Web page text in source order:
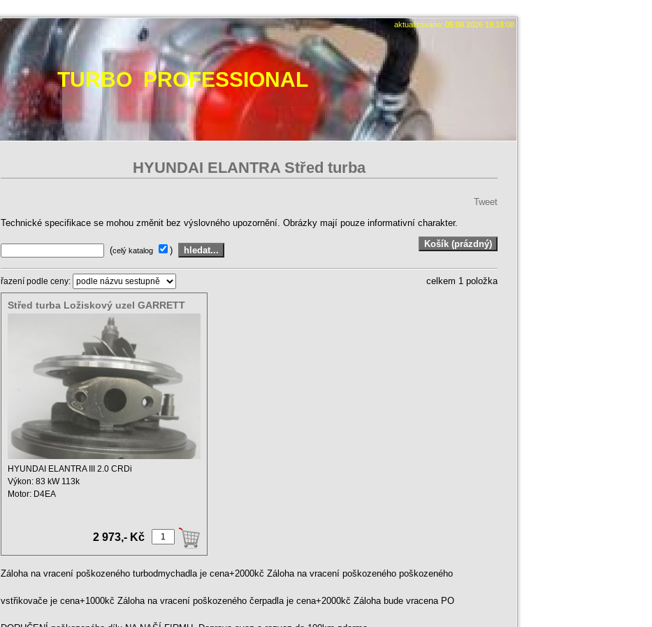
aktualizováno: 05.08.2026 19:18:08
TURBO PROFESSIONAL
HYUNDAI ELANTRA Střed turba
Tweet
Technické specifikace se mohou změnit bez výslovného upozornění. Obrázky mají pouze informativní charakter.
(celý katalog )
řazení podle ceny: celkem 1 položka
Střed turba Ložiskový uzel GARRETT
757886-5003S 2823127410
HYUNDAI ELANTRA III 2.0 CRDi
Výkon: 83 kW 113k
Motor: D4EA
2 973,- Kč
Záloha na vracení poškozeného turbodmychadla je cena+2000kč Záloha na vracení poškozeného poškozeného
vstřikovače je cena+1000kč Záloha na vracení poškozeného čerpadla je cena+2000kč Záloha bude vracena PO